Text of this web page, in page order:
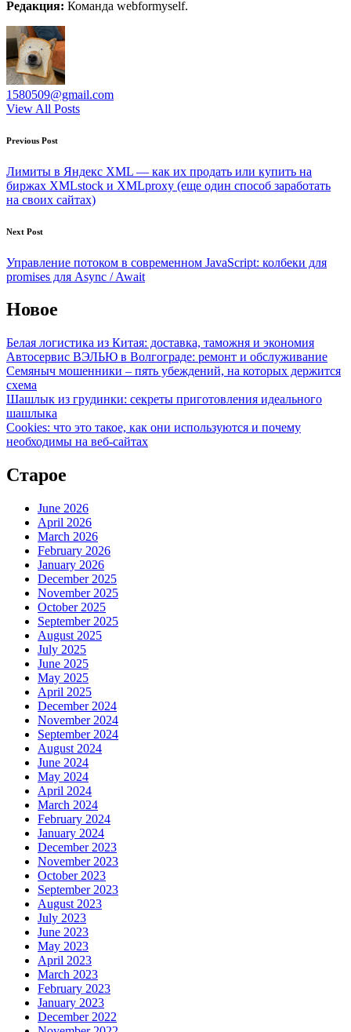
Редакция: Команда webformyself.
1580509@gmail.com
View All Posts
Post
navigation
Previous Post
Лимиты в Яндекс XML — как их продать или купить на
биржах XMLstock и XMLproxy (еще один способ заработать
на своих сайтах)
Next Post
Управление потоком в современном JavaScript: колбеки для
promises для Async / Await
Новое
Белая логистика из Китая: доставка, таможня и экономия
Автосервис ВЭЛЬЮ в Волгограде: ремонт и обслуживание
Семяныч мошенники – пять убеждений, на которых держится
схема
Шашлык из грудинки: секреты приготовления идеального
шашлыка
Cookies: что это такое, как они используются и почему
необходимы на веб-сайтах
Старое
June 2026
April 2026
March 2026
February 2026
January 2026
December 2025
November 2025
October 2025
September 2025
August 2025
July 2025
June 2025
May 2025
April 2025
December 2024
November 2024
September 2024
August 2024
June 2024
May 2024
April 2024
March 2024
February 2024
January 2024
December 2023
November 2023
October 2023
September 2023
August 2023
July 2023
June 2023
May 2023
April 2023
March 2023
February 2023
January 2023
December 2022